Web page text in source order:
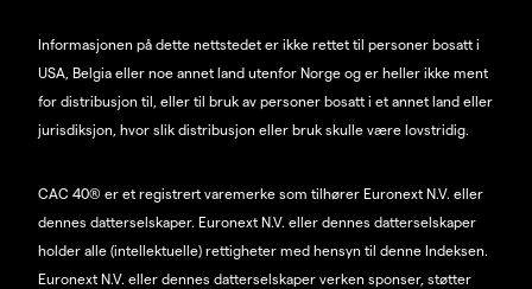
Informasjonen på dette nettstedet er ikke rettet til personer bosatt i
USA, Belgia eller noe annet land utenfor Norge og er heller ikke ment
for distribusjon til, eller til bruk av personer bosatt i et annet land eller
jurisdiksjon, hvor slik distribusjon eller bruk skulle være lovstridig.
CAC 40® er et registrert varemerke som tilhører Euronext N.V. eller
dennes datterselskaper. Euronext N.V. eller dennes datterselskaper
holder alle (intellektuelle) rettigheter med hensyn til denne Indeksen.
Euronext N.V. eller dennes datterselskaper verken sponser, støtter